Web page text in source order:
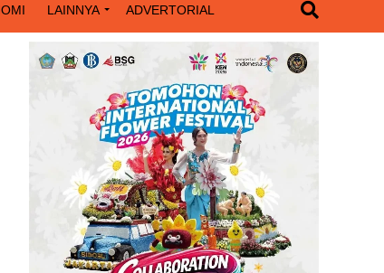
LAINNYA ADVERTORIAL